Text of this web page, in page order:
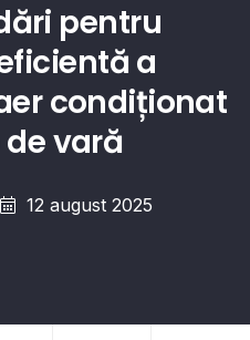
pentru
a
condiționat
vară
12 august 2025